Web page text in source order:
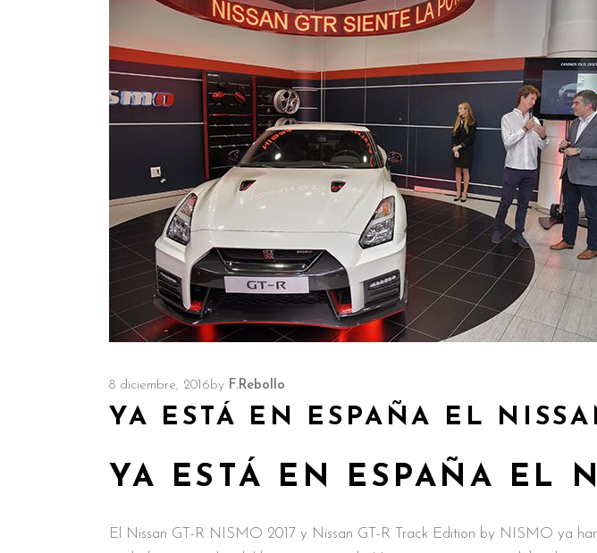
8 diciembre, 2016by F.Rebollo
YA ESTÁ EN ESPAÑA EL
YA ESTÁ EN ESPAÑA EL
El Nissan GT-R NISMO 2017 y Nissan GT-R Track Edition by NISMO ya